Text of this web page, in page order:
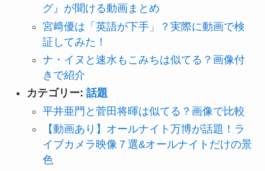
グ』が聞ける動画まとめ
宮﨑優は「英語が下手」？実際に動画で検
証してみた！
ナ・イヌと速水もこみちは似てる？画像付
きで紹介
カテゴリー: 話題
平井亜門と菅田将暉は似てる？画像で比較
【動画あり】オールナイト万博が話題！ラ
イブカメラ映像７選&オールナイトだけの景
色